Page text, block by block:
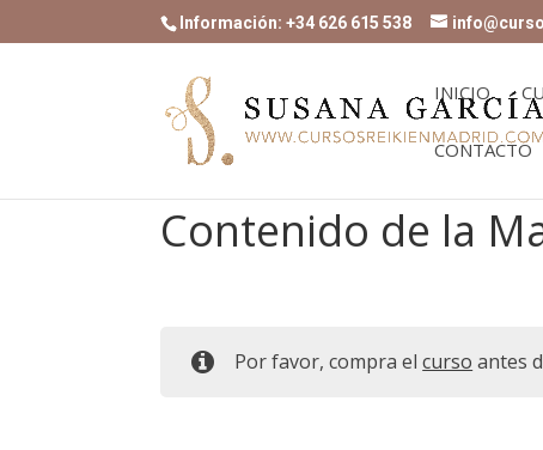
Información: +34 626 615 538
INICIO
CONTACTO
Contenido de la
Por favor, compra elcurso antes